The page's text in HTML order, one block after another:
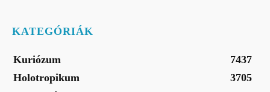
KATEGÓRIÁK
Kuriózum
7437
Holotropikum
3705